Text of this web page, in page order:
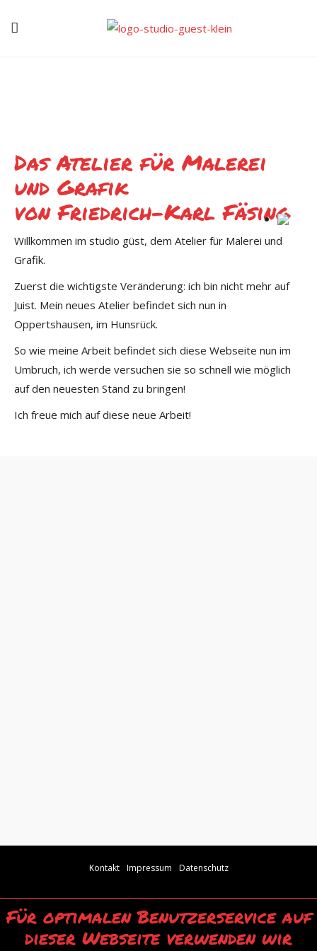
Das Atelier für Malerei
und Grafik
von Friedrich-Karl Fäsing
Willkommen im studio güst, dem Atelier für Malerei und
Grafik.
Zuerst die wichtigste Veränderung: ich bin nicht mehr auf
Juist. Mein neues Atelier befindet sich nun in
Oppertshausen, im Hunsrück.
So wie meine Arbeit befindet sich diese Webseite nun im
Umbruch, ich werde versuchen sie so schnell wie möglich
auf den neuesten Stand zu bringen!
Ich freue mich auf diese neue Arbeit!
Kontakt Impressum Datenschutz
Für optimalen Benutzerservice auf
dieser Webseite verwenden wir